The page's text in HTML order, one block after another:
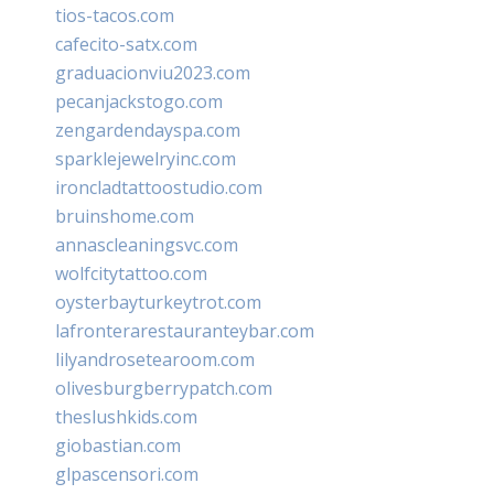
tios-tacos.com
cafecito-satx.com
graduacionviu2023.com
pecanjackstogo.com
zengardendayspa.com
sparklejewelryinc.com
ironcladtattoostudio.com
bruinshome.com
annascleaningsvc.com
wolfcitytattoo.com
oysterbayturkeytrot.com
lafronterarestauranteybar.com
lilyandrosetearoom.com
olivesburgberrypatch.com
theslushkids.com
giobastian.com
glpascensori.com